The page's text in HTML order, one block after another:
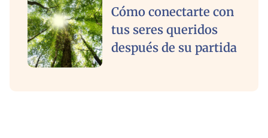
Cómo conectarte con
tus seres queridos
después de su partida